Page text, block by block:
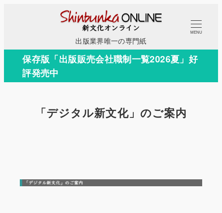
コ
テ
出版業界唯一の専門紙
MENU
保存版「出版販売会社職制一覧2026夏」好
評発売中
「デジタル新文化」のご案内